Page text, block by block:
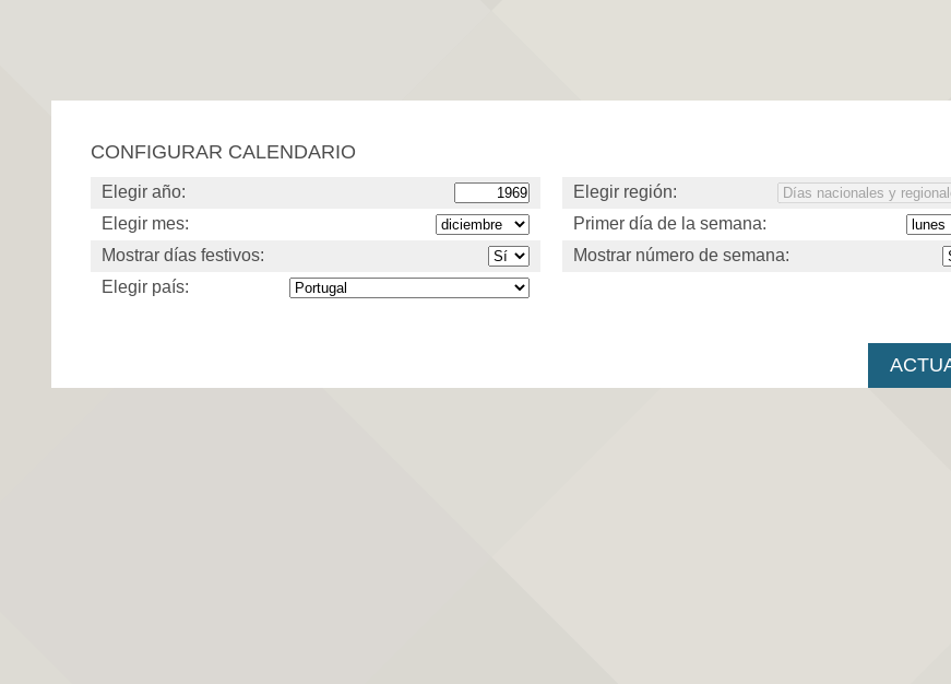
CONFIGURAR CALENDARIO
Elegir año:
Elegir mes:
Mostrar días festivos:
Elegir país:
Elegir región:
Primer día de la semana:
Mostrar número de semana: